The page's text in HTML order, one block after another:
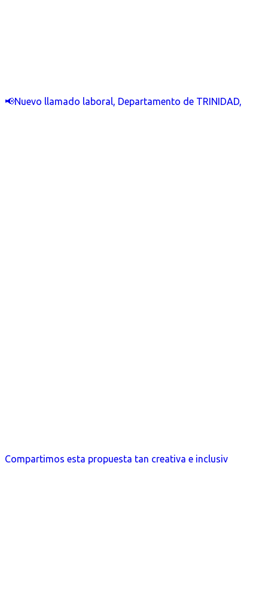
📢Nuevo llamado laboral, Departamento de TRINIDAD,
Compartimos esta propuesta tan creativa e inclusiv